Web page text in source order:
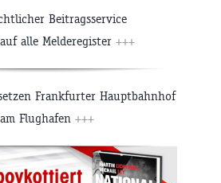
Beitragsservice
alle Melderegister +++
Frankfurter Hauptbahnhof
Flughafen +++